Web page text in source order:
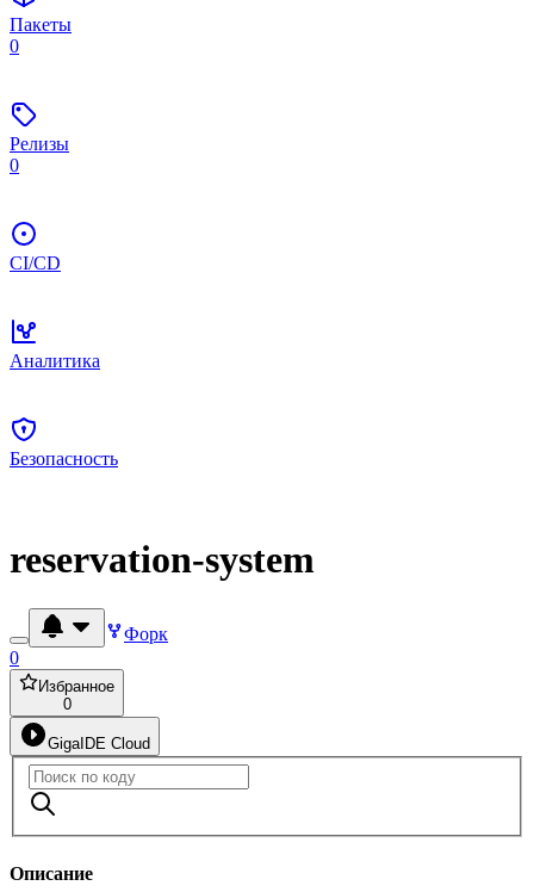
Пакеты
0
Релизы
0
CI/CD
Аналитика
Безопасность
reservation-system
Форк
0
Избранное
0
GigaIDE Cloud
Описание